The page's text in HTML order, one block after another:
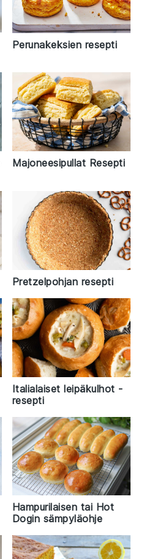
Perunakeksien resepti
Majoneesipullat Resepti
Pretzelpohjan resepti
Italialaiset leipäkulhot -
resepti
Hampurilaisen tai Hot
Dogin sämpyläohje